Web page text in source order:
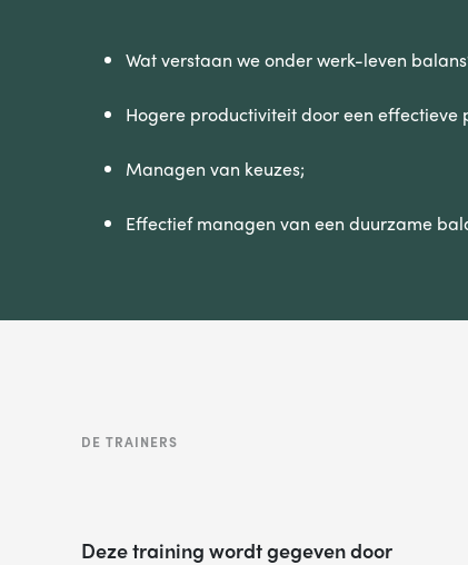
Wat verstaan we onder werk-leven
Hogere productiviteit door een effectieve
Managen van keuzes;
Effectief managen van een duurzame
DE TRAINERS
Deze training wordt gegeven door